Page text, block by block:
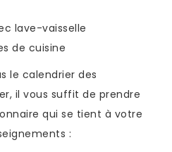
lave-vaisselle
de cuisine
le calendrier des
il vous suffit de prendre
qui se tient à votre
: